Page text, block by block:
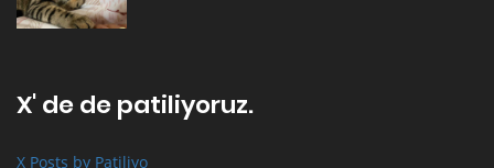
X' de de patiliyoruz.
X Posts by Patiliyo